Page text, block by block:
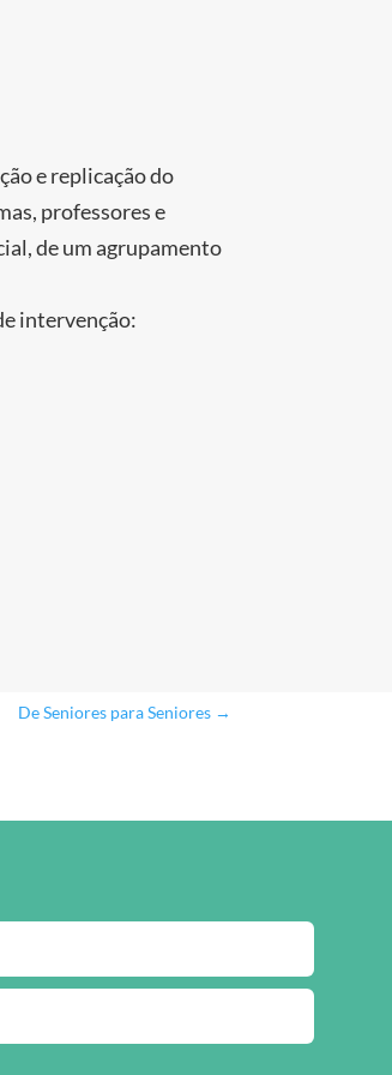
e replicação do
professores e
de um agrupamento
intervenção:
De Seniores para Seniores →